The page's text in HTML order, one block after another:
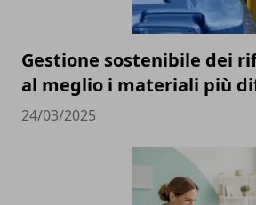
Gestione sostenibile dei
al meglio i materiali più
24/03/2025